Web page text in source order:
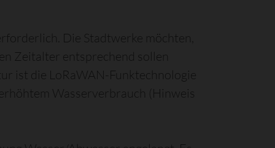
Die Stadtwerke möchten,
Zeitalter entsprechend sollen
ist die LoRaWAN-Funktechnologie
Wasserverbrauch (Hinweis